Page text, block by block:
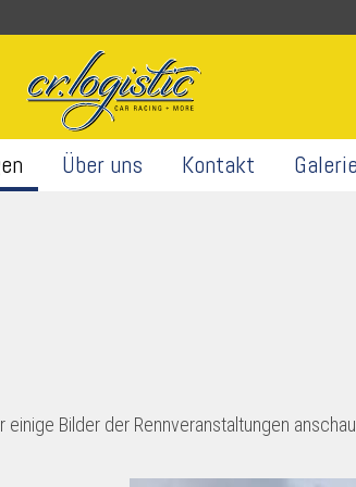
Über uns Kontakt Galerie
Bilder der Rennveranstaltungen